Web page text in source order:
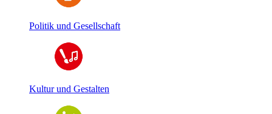
Politik und Gesellschaft
Kultur und Gestalten